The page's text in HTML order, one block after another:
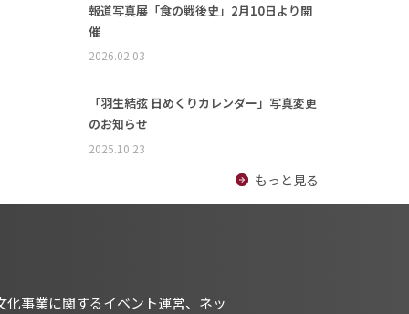
報道写真展「食の戦後史」2月10日より開
催
2026.02.03
「羽生結弦 日めくりカレンダー」写真変更
のお知らせ
2025.10.23
もっと見る
事業に関するイベント運営、ネッ